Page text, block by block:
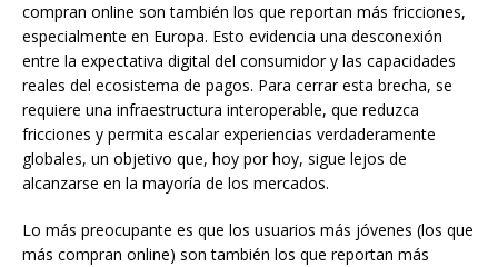
compran online son también los que reportan más fricciones,
especialmente en Europa. Esto evidencia una desconexión
entre la expectativa digital del consumidor y las capacidades
reales del ecosistema de pagos. Para cerrar esta brecha, se
requiere una infraestructura interoperable, que reduzca
fricciones y permita escalar experiencias verdaderamente
globales, un objetivo que, hoy por hoy, sigue lejos de
alcanzarse en la mayoría de los mercados.
Lo más preocupante es que los usuarios más jóvenes (los que
más compran online) son también los que reportan más